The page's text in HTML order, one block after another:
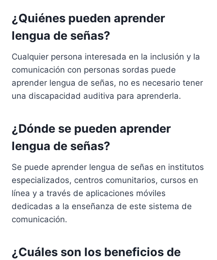
¿Quiénes pueden aprender
lengua de señas?
Cualquier persona interesada en la inclusión y la
comunicación con personas sordas puede
aprender lengua de señas, no es necesario tener
una discapacidad auditiva para aprenderla.
¿Dónde se pueden aprender
lengua de señas?
Se puede aprender lengua de señas en institutos
especializados, centros comunitarios, cursos en
línea y a través de aplicaciones móviles
dedicadas a la enseñanza de este sistema de
comunicación.
¿Cuáles son los beneficios de